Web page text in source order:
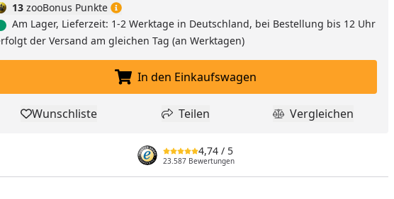
hinzufügen
13 zooBonus Punkte
Am Lager, Lieferzeit: 1-2 Werktage in Deutschland, bei Bestellung bis 12 Uhr
der Versand am gleichen Tag (an Werktagen)
In den Einkaufswagen legen
In den Einkaufswagen
Produkt zur Wunschliste hinzufügen
Wunschliste Teilen
Teilen Produkt
Vergleichen
4,74 / 5
23.587 Bewertungen